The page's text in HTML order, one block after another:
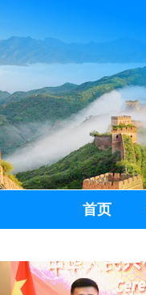
首页